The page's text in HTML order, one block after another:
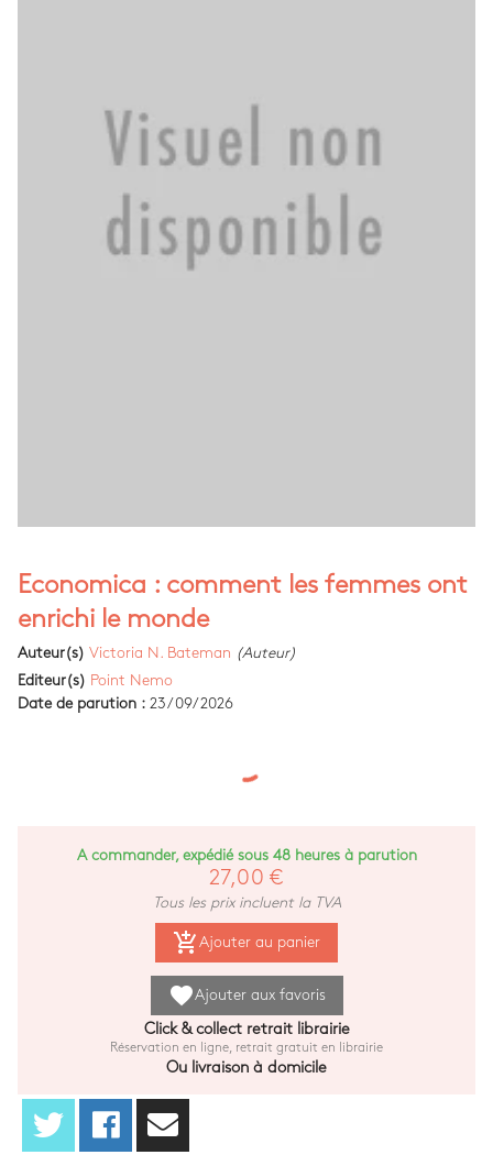
Economica : comment les femmes ont
enrichi le monde
Auteur(s) Victoria N. Bateman (Auteur)
Editeur(s) Point Nemo
Date de parution : 23/09/2026
A commander, expédié sous 48 heures à parution
27,00 €
Tous les prix incluent la TVA
add_shopping_cart Ajouter au panier
favoriteAjouter aux favoris
Click & collect retrait librairie
Réservation en ligne, retrait gratuit en librairie
Ou livraison à domicile